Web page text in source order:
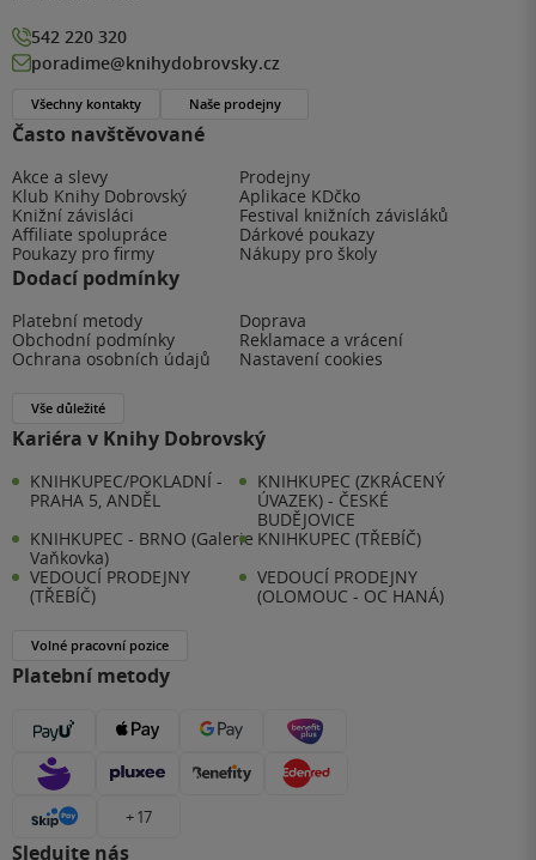
Často navštěvované
Akce a slevy
Prodejny
Klub Knihy Dobrovský
Aplikace KDčko
Knižní závisláci
Festival knižních závisláků
Affiliate spolupráce
Dárkové poukazy
Poukazy pro firmy
Nákupy pro školy
Dodací podmínky
Platební metody
Doprava
Obchodní podmínky
Reklamace a vrácení
Ochrana osobních údajů
Nastavení cookies
Vše důležité
Kariéra v Knihy Dobrovský
KNIHKUPEC/POKLADNÍ -
PRAHA 5, ANDĚL
KNIHKUPEC (ZKRÁCENÝ
ÚVAZEK) - ČESKÉ
BUDĚJOVICE
KNIHKUPEC - BRNO (Galerie
Vaňkovka)
KNIHKUPEC (TŘEBÍČ)
VEDOUCÍ PRODEJNY
(TŘEBÍČ)
VEDOUCÍ PRODEJNY
(OLOMOUC - OC HANÁ)
Volné pracovní pozice
Platební metody
+ 17
Sledujte nás
542 220 320
poradime@knihydobrovsky.cz
Všechny kontakty Naše prodejny